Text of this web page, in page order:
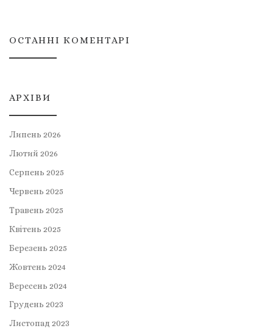
ОСТАННІ КОМЕНТАРІ
АРХІВИ
Липень 2026
Лютий 2026
Серпень 2025
Червень 2025
Травень 2025
Квітень 2025
Березень 2025
Жовтень 2024
Вересень 2024
Грудень 2023
Листопад 2023